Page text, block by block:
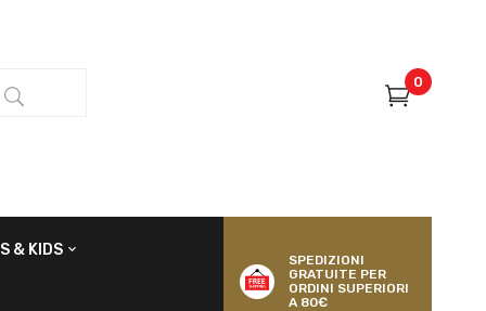
0
& KIDS
SPEDIZIONI
GRATUITE PER
ORDINI SUPERIORI
A 80€